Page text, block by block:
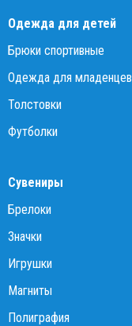
Одежда для детей
Брюки спортивные
Одежда для младенцев
Толстовки
Футболки
Сувениры
Брелоки
Значки
Игрушки
Магниты
Полиграфия